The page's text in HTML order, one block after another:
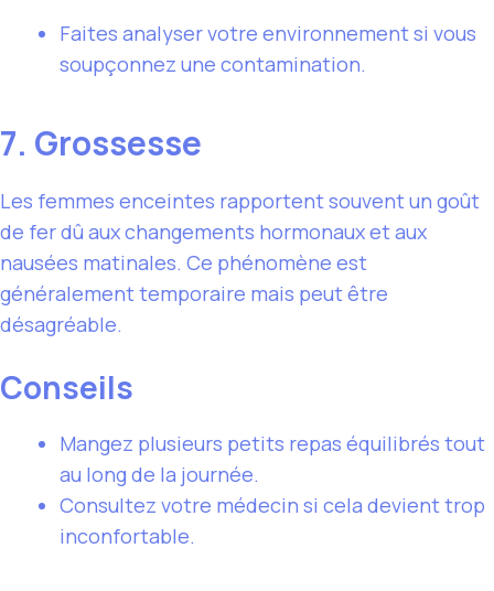
Faites analyser votre environnement si vous
soupçonnez une contamination.
7. Grossesse
Les femmes enceintes rapportent souvent un goût
de fer dû aux changements hormonaux et aux
nausées matinales. Ce phénomène est
généralement temporaire mais peut être
désagréable.
Conseils
Mangez plusieurs petits repas équilibrés tout
au long de la journée.
Consultez votre médecin si cela devient trop
inconfortable.